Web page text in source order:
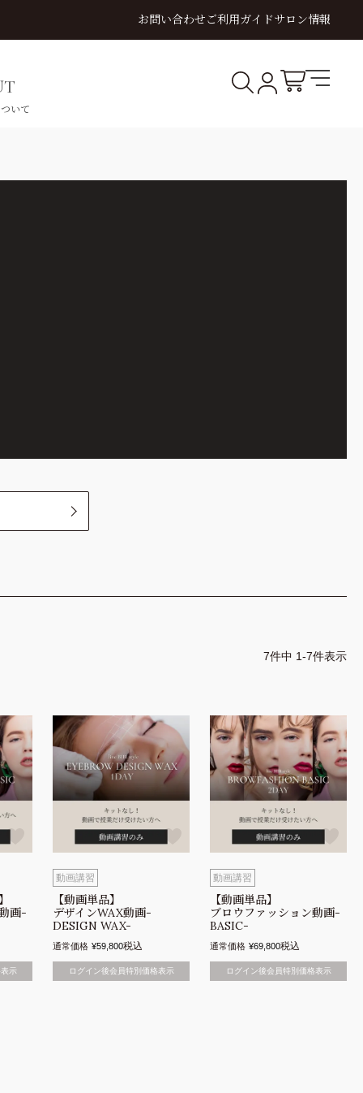
お問い合わせご利用ガイドサロン情報
VIDEO
いて
7件中 1-7件表示
画-
示
動画講習
【動画単品】
デザインWAX動画-
DESIGN WAX-
通常価格 ¥59,800税込
ログイン後会員特別価格表示
動画講習
【動画単品】
ブロウファッション動画-
BASIC-
通常価格 ¥69,800税込
ログイン後会員特別価格表示